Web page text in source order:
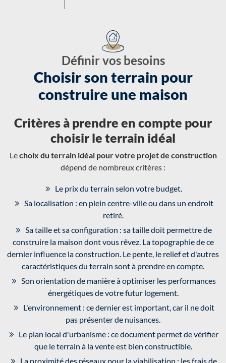
Définir vos besoins
Choisir son terrain pour
construire une maison
Critères à prendre en compte pour
choisir le terrain idéal
Lechoix du terrain idéal pour votre projet de construction
dépend de nombreux critères :
Le prix du terrain selon votre budget.
Sa localisation : en plein centre-ville ou dans un endroit
retiré.
Sa taille et sa configuration : sa taille doit permettre de
construire la maison dont vous rêvez. La topographie de ce
dernier influence la construction. Le pente, le relief et d'autres
caractéristiques du terrain sont à prendre en compte.
Son orientation de manière à optimiser les performances
énergétiques de votre futur logement.
L'environnement : ce dernier est important, car il ne doit
pas présenter de nuisances.
Le plan local d'urbanisme : ce document permet de vérifier
que le terrain à la vente est bien constructible.
La proximité des réseaux pour la viabilisation : les frais de